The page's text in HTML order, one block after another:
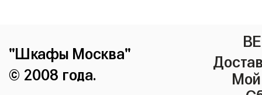
"Шкафы Москва"
© 2008 года.